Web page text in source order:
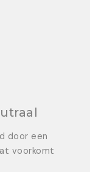
door een
voorkomt